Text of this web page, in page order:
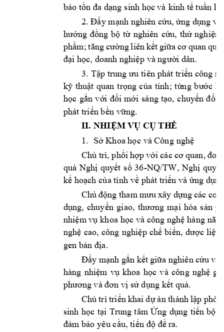
bảo tồn đa dạng sinh học và kinh tế tuần
2. Đẩy mạnh nghiên cứu, ứng dụng và
hướng đồng bộ từ nghiên cứu, thử nghiệm
phẩm; tăng cường liên kết giữa cơ quan
đại học, doanh nghiệp và người dân.
3. Tập trung ưu tiên phát triển công
kỹ thuật quan trọng của tỉnh; từng bước hì
học gắn với đổi mới sáng tạo, chuyển đổi
phát triển bền vững.
II. NHIỆM VỤ CỤ THỂ
1. Sở Khoa học và Công nghệ
Chủ trì, phối hợp với các cơ quan,
quả Nghị quyết số 36-NQ/TW, Nghị quyết
kế hoạch của tỉnh về phát triển và ứng
Chủ động tham mưu xây dựng các cơ
dụng, chuyển giao, thương mại hóa sản p
nhiệm vụ khoa học và công nghệ hàng năm
nghệ cao, công nghiệp chế biến, dược
gen bản địa.
Đẩy mạnh gắn kết giữa nghiên cứu và
hàng nhiệm vụ khoa học và công nghệ gắ
phương và đơn vị sử dụng kết quả.
Chủ trì triển khai dự án thành lập
sinh học tại Trung tâm Ứng dụng tiến bộ
đảm bảo yêu cầu, tiến độ đề ra.